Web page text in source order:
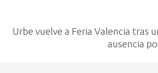
Urbe vuelve a Feria Valencia tras
ausencia